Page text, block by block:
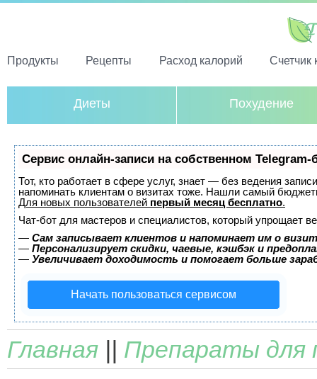
Продукты Рецепты Расход калорий Счетчик
Диеты Похудение
Сервис онлайн-записи на собственном Telegram-
Тот, кто работает в сфере услуг, знает — без ведения
напоминать клиентам о визитах тоже. Нашли самый
Для новых пользователей первый месяц бесплатно.
Чат-бот для мастеров и специалистов, который упрощает
— Сам записывает клиентов и напоминает им о
— Персонализирует скидки, чаевые, кэшбэк и
— Увеличивает доходимость и помогает больше
Начать пользоваться сервисом
Главная || Препараты для